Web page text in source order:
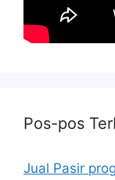
Pos-pos
Jual Pasir